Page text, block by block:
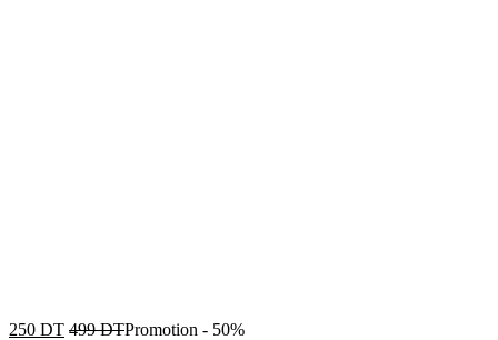
250 DT 499DTPromotion - 50%